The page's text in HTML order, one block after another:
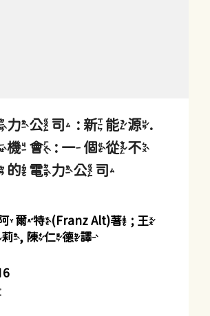
力公司 : 新能源.
機會 : 一個從不
的電力公司
爾特(Franz Alt)著 ; 王
, 陳仁德譯